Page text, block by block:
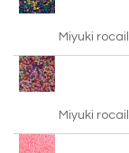
Miyuki
Miyuki